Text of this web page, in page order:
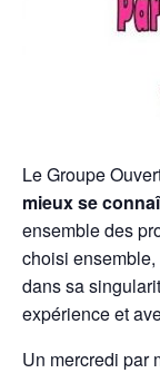
Le Groupe
mieux se
ensemble des
choisi
dans sa
expérience et
Un mercredi par